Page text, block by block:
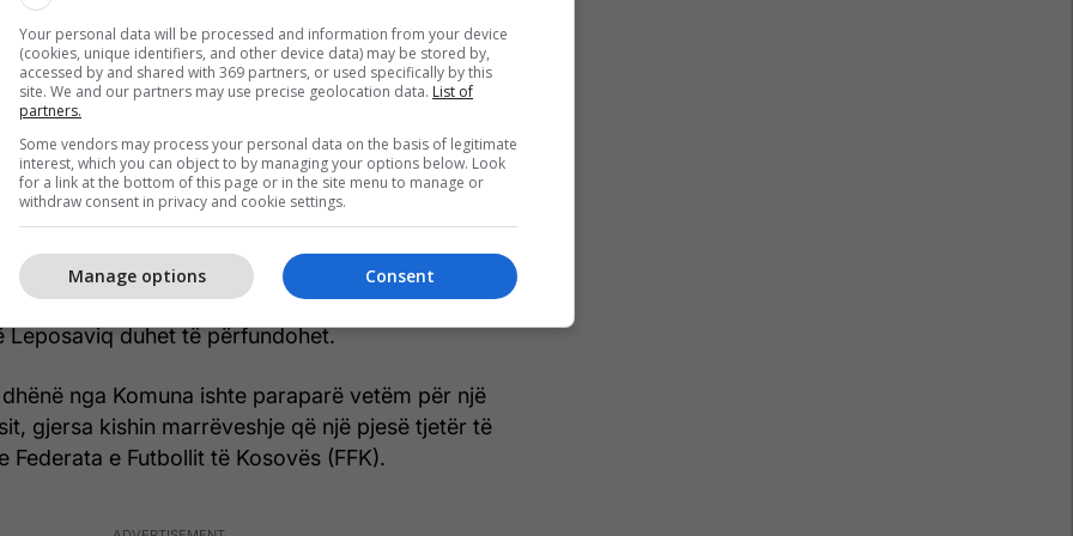
përfundoi nën hetime të Departamentit të
në Policinë e Kosovës. Nga ky organ thanë për
(REL) se hetimet po vazhdojnë, por se nuk
“për shkak të pengimit në hetim”.
Hetemi, i ka treguar REL-it se për rastin është
Policia në cilësinë e dëshmitarit.
në detyrë për Komunitete dhe Kthim i
se tenderi ishte dhënë në pajtim me ligjin,
Leposaviq duhet të përfundohet.
nga Komuna ishte paraparë vetëm për një
gjersa kishin marrëveshje që një pjesë tjetër të
Federata e Futbollit të Kosovës (FFK).
Your personal data will be processed and information from your device
(cookies, unique identifiers, and other device data) may be stored by,
accessed by and shared with 369 partners, or used specifically by this
site. We and our partners may use precise geolocation data. List of
partners.
Some vendors may process your personal data on the basis of legitimate
interest, which you can object to by managing your options below. Look
for a link at the bottom of this page or in the site menu to manage or
withdraw consent in privacy and cookie settings.
Consent
Manage options